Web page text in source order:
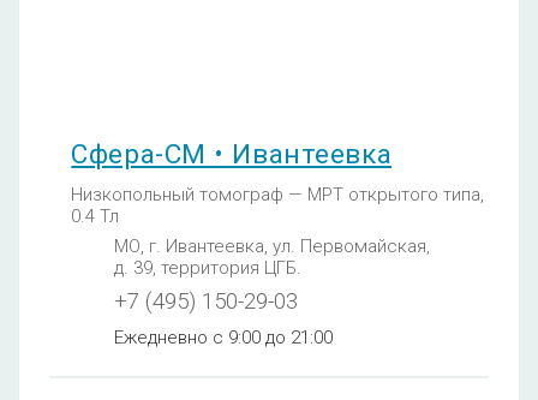
Сфера-СМ • Ивантеевка
Низкопольный томограф — МРТ открытого типа,
0.4 Тл
МО, г. Ивантеевка, ул. Первомайская,
д. 39, территория ЦГБ.
+7 (495) 150-29-03
Ежедневно с 9:00 до 21:00